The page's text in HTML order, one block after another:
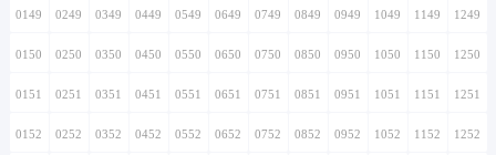
0149 0249 0349 0449 0549 0649 0749 0849 0949 1049 1149 1249
0150 0250 0350 0450 0550 0650 0750 0850 0950 1050 1150 1250
0151 0251 0351 0451 0551 0651 0751 0851 0951 1051 1151 1251
0152 0252 0352 0452 0552 0652 0752 0852 0952 1052 1152 1252